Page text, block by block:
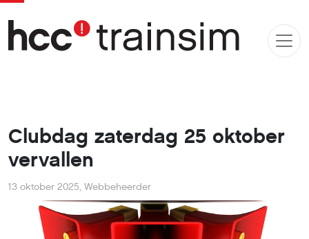
Clubdag zaterdag 25 oktober
vervallen
13 oktober 2025, Webbeheerder